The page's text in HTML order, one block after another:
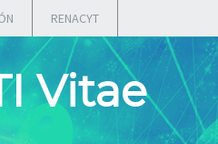
RENACYT
Vitae